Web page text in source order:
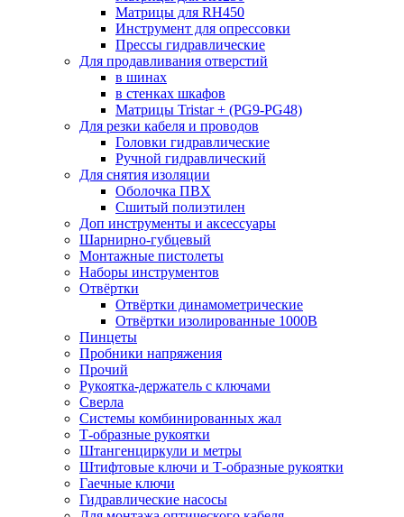
Матрицы для RH450
Инструмент для опрессовки
Прессы гидравлические
Для продавливания отверстий
в шинах
в стенках шкафов
Матрицы Tristar + (PG9-PG48)
Для резки кабеля и проводов
Головки гидравлические
Ручной гидравлический
Для снятия изоляции
Оболочка ПВХ
Сшитый полиэтилен
Доп инструменты и аксессуары
Шарнирно-губцевый
Монтажные пистолеты
Наборы инструментов
Отвёртки
Отвёртки динамометрические
Отвёртки изолированные 1000В
Пинцеты
Пробники напряжения
Прочий
Рукоятка-держатель с ключами
Сверла
Системы комбинированных жал
Т-образные рукоятки
Штангенциркули и метры
Штифтовые ключи и Т-образные рукоятки
Гаечные ключи
Гидравлические насосы